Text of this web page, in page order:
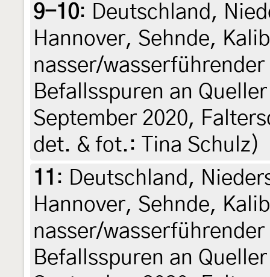
9-10: Deutschland,
Hannover, Sehnde,
nasser/
Befallsspuren an
September 2020,
det. & fot.: Tina Schulz)
11 : Deutschland,
Hannover, Sehnde,
nasser/
Befallsspuren an